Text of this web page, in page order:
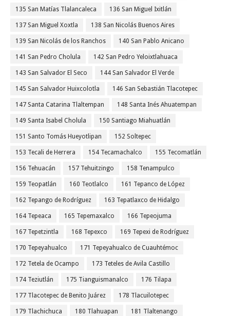
135 San Matías Tlalancaleca 136 San Miguel Ixitlán
137 San Miguel Xoxtla 138 San Nicolás Buenos Aires
139 San Nicolás de los Ranchos 140 San Pablo Anicano
141 San Pedro Cholula 142 San Pedro Yeloixtlahuaca
143 San Salvador El Seco 144 San Salvador El Verde
145 San Salvador Huixcolotla 146 San Sebastián Tlacotepec
147 Santa Catarina Tlaltempan 148 Santa Inés Ahuatempan
149 Santa Isabel Cholula 150 Santiago Miahuatlán
151 Santo Tomás Hueyotlipan 152 Soltepec
153 Tecali de Herrera 154 Tecamachalco 155 Tecomatlán
156 Tehuacán 157 Tehuitzingo 158 Tenampulco
159 Teopatlán 160 Teotlalco 161 Tepanco de López
162 Tepango de Rodríguez 163 Tepatlaxco de Hidalgo
164 Tepeaca 165 Tepemaxalco 166 Tepeojuma
167 Tepetzintla 168 Tepexco 169 Tepexi de Rodríguez
170 Tepeyahualco 171 Tepeyahualco de Cuauhtémoc
172 Tetela de Ocampo 173 Teteles de Avila Castillo
174 Teziutlán 175 Tianguismanalco 176 Tilapa
177 Tlacotepec de Benito Juárez 178 Tlacuilotepec
179 Tlachichuca 180 Tlahuapan 181 Tlaltenango